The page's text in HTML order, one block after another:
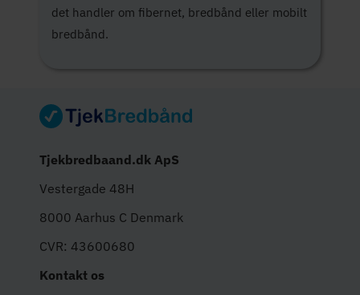
det handler om fibernet, bredbånd eller mobilt
bredbånd.
Tjekbredbaand.dk ApS
Vestergade 48H
8000 Aarhus C Denmark
CVR: 43600680
Kontakt os